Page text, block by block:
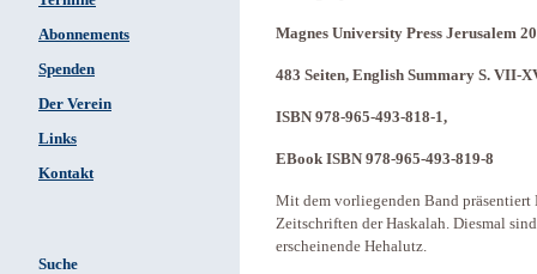
Abonnements
Spenden
Der Verein
Links
Kontakt
Suche
Magnes University Press Jerusalem
483 Seiten, English Summary S. VII-
ISBN 978-965-493-818-1,
EBook ISBN 978-965-493-819-8
Mit dem vorliegenden Band präsentiert
Zeitschriften der Haskalah. Diesmal
erscheinende Hehalutz.